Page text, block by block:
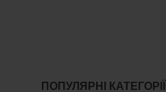
ПОПУЛЯРНІ КАТЕГОРІЇ